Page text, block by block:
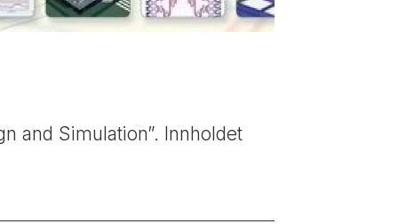
and Simulation”. Innholdet